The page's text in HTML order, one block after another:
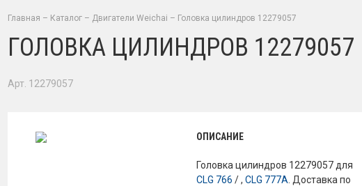
Главная – Каталог – Двигатели Weichai – Головка цилиндров 12279057
ГОЛОВКА ЦИЛИНДРОВ 12279057
Арт. 12279057
ОПИСАНИЕ
Головка цилиндров 12279057 для
CLG 766 / ,CLG 777A . Доставка по